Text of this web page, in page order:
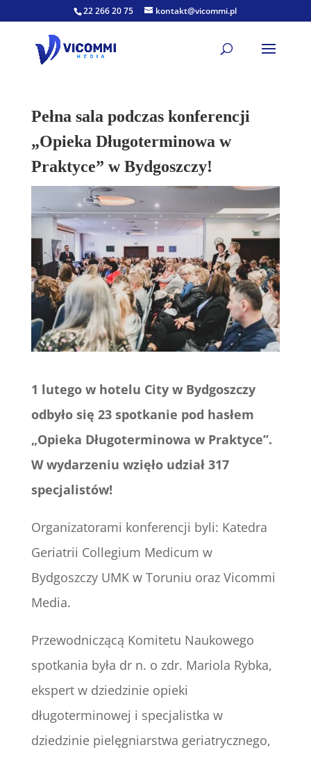
22 266 20 75 kontakt@vicommi.pl
Pełna sala podczas konferencji
„Opieka Długoterminowa w
Praktyce” w Bydgoszczy!
1 lutego w hotelu City w Bydgoszczy
odbyło się 23 spotkanie pod hasłem
„Opieka Długoterminowa w Praktyce”.
W wydarzeniu wzięło udział 317
specjalistów!
Organizatorami konferencji byli: Katedra
Geriatrii Collegium Medicum w
Bydgoszczy UMK w Toruniu oraz Vicommi
Media.
Przewodniczącą Komitetu Naukowego
spotkania była dr n. o zdr. Mariola Rybka,
ekspert w dziedzinie opieki
długoterminowej i specjalistka w
dziedzinie pielęgniarstwa geriatrycznego,